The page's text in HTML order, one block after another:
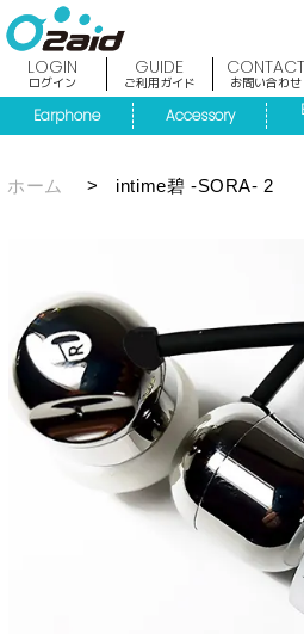
LOGIN
ログイン
GUIDE
ご利用ガイド
CONTACT
お問い合わせ
Earphone Accessory
ホーム > intime碧 -SORA- 2